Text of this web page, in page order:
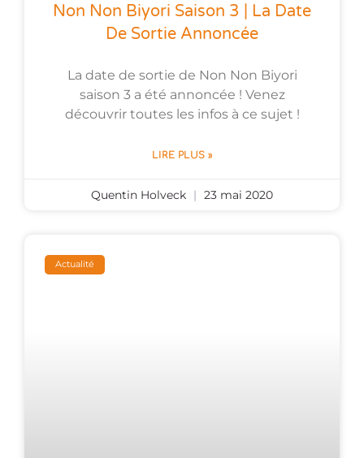
Non Non Biyori Saison 3 | La Date
De Sortie Annoncée
La date de sortie de Non Non Biyori
saison 3 a été annoncée ! Venez
découvrir toutes les infos à ce sujet !
LIRE PLUS »
Quentin Holveck 23 mai 2020
Actualité